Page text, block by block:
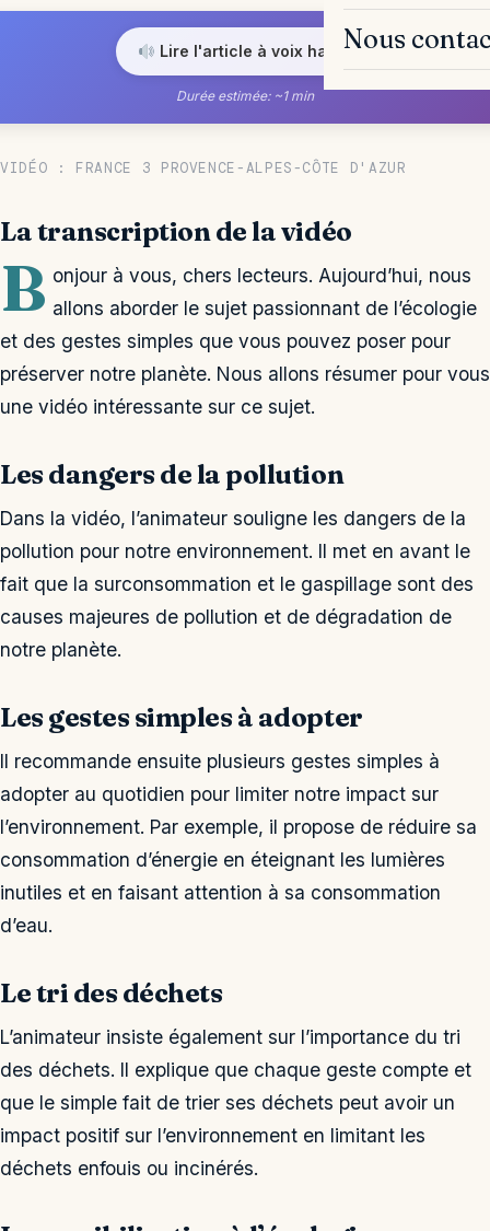
Nous
Lire l'article à voix haute
Durée estimée: ~1 min
VIDÉO : FRANCE 3 PROVENCE-ALPES-CÔTE D'AZUR
La transcription de la vidéo
B onjour à vous, chers lecteurs. Aujourd’hui, nous
allons aborder le sujet passionnant de l’écologie
et des gestes simples que vous pouvez poser pour
préserver notre planète. Nous allons résumer pour vous
une vidéo intéressante sur ce sujet.
Les dangers de la pollution
Dans la vidéo, l’animateur souligne les dangers de la
pollution pour notre environnement. Il met en avant le
fait que la surconsommation et le gaspillage sont des
causes majeures de pollution et de dégradation de
notre planète.
Les gestes simples à adopter
Il recommande ensuite plusieurs gestes simples à
adopter au quotidien pour limiter notre impact sur
l’environnement. Par exemple, il propose de réduire sa
consommation d’énergie en éteignant les lumières
inutiles et en faisant attention à sa consommation
d’eau.
Le tri des déchets
L’animateur insiste également sur l’importance du tri
des déchets. Il explique que chaque geste compte et
que le simple fait de trier ses déchets peut avoir un
impact positif sur l’environnement en limitant les
déchets enfouis ou incinérés.